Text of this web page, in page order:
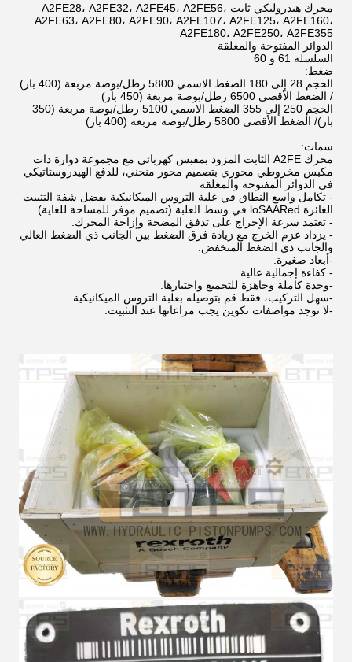
محرك هيدروليكي ثابت A2FE28، A2FE32، A2FE45، A2FE56،
A2FE63، A2FE80، A2FE90، A2FE107، A2FE125، A2FE160،
A2FE180، A2FE250، A2FE355
الدوائر المفتوحة والمغلقة
السلسلة 61 و 60
ضغط:
الحجم 28 إلى 180 الضغط الاسمي 5800 رطل/بوصة مربعة (400 بار)
/ الضغط الأقصى 6500 رطل/بوصة مربعة (450 بار)
الحجم 250 إلى 355 الضغط الاسمي 5100 رطل/بوصة مربعة (350
بار)/ الضغط الأقصى 5800 رطل/بوصة مربعة (400 بار)
سمات:
محرك A2FE الثابت المزود بمقبس كهربائي مع مجموعة دوارة ذات
مكبس مخروطي محوري بتصميم محور منحني، للدفع الهيدروستاتيكي
في الدوائر المفتوحة والمغلقة
- تكامل واسع النطاق في علبة التروس الميكانيكية بفضل شفة التثبيت
الغائرة loSAARed في وسط العلبة (تصميم موفر للمساحة للغاية)
- تعتمد سرعة الإخراج على تدفق المضخة وإزاحة المحرك.
- يزداد عزم الخرج مع زيادة فرق الضغط بين الجانب ذي الضغط العالي
والجانب ذي الضغط المنخفض.
-أبعاد صغيرة.
- كفاءة إجمالية عالية.
-وحدة كاملة وجاهزة للتجميع واختبارها.
-سهل التركيب، فقط قم بتوصيله بعلبة التروس الميكانيكية.
-لا توجد مواصفات تكوين يجب مراعاتها عند التثبيت.